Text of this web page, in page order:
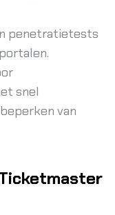
penetratietests
snel
van